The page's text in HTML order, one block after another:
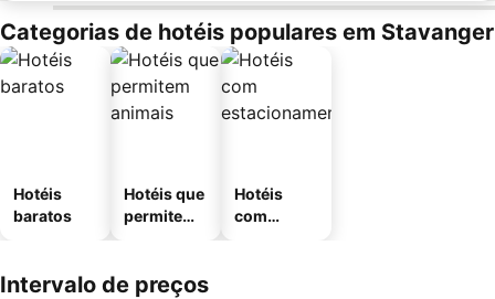
Categorias de hotéis populares em Stavanger
Hotéis
baratos
Hotéis que
permitem
Hotéis
com
Intervalo de preços